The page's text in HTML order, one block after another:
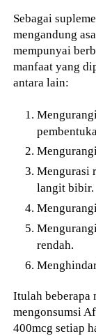
Sebagai
mengandung
mempunyai
manfaat yang
antara lain:
Mengurasi
langit bibir.
rendah.
Itulah beberapa
mengonsumsi
400mcg setiap